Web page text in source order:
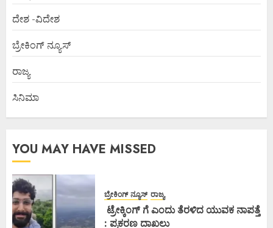
ದೇಶ -ವಿದೇಶ
ಬ್ರೇಕಿಂಗ್ ನ್ಯೂಸ್
ರಾಜ್ಯ
ಸಿನಿಮಾ
YOU MAY HAVE MISSED
ಬ್ರೇಕಿಂಗ್ ನ್ಯೂಸ್ ರಾಜ್ಯ
ಟ್ರೇಕ್ಕಿಂಗ್ ಗೆ ಎಂದು ತೆರಳಿದ ಯುವಕ ನಾಪತ್ತೆ
: ಪ್ರಕರಣ ದಾಖಲು